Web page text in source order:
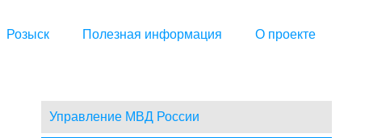
Розыск Полезная информация О проекте
Управление МВД России